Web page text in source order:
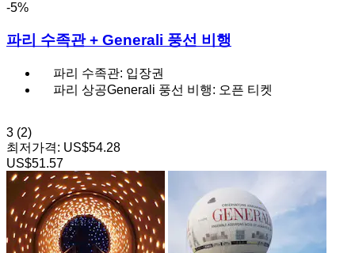
-5%
파리 수족관 + Generali 풍선 비행
파리 수족관: 입장권
파리 상공Generali 풍선 비행: 오픈 티켓
3 (2)
최저가격: US$54.28
US$51.57